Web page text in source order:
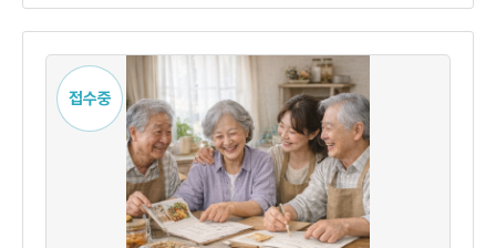
접수중